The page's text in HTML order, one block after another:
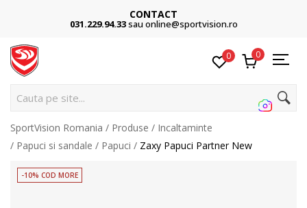
CONTACT
031.229.94.33sau online@sportvision.ro
0 0
Cauta pe site...
SportVision Romania Produse
Incaltaminte
Papuci si sandale
Papuci Zaxy Papuci Partner New
-10% COD MORE